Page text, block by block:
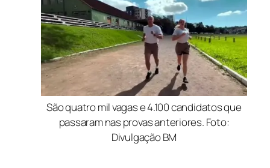
São quatro mil vagas e 4.100 candidatos que
passaram nas provas anteriores. Foto:
Divulgação BM